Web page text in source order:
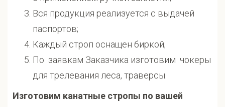
Вся продукция реализуется с выдачей
паспортов;
Каждый строп оснащен биркой;
По заявкам Заказчика изготовим чокеры
для трелевания леса, траверсы.
Изготовим канатные стропы по вашей